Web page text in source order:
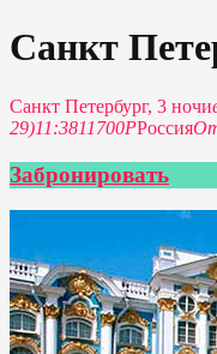
Санкт
Санкт Петербург, 3 ночи
29)11:3811700РРоссия
Забронировать